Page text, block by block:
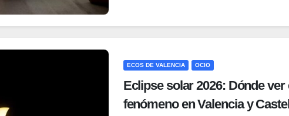
ECOS DE VALENCIA OCIO
Eclipse solar 2026: Dónde ver
fenómeno en Valencia y